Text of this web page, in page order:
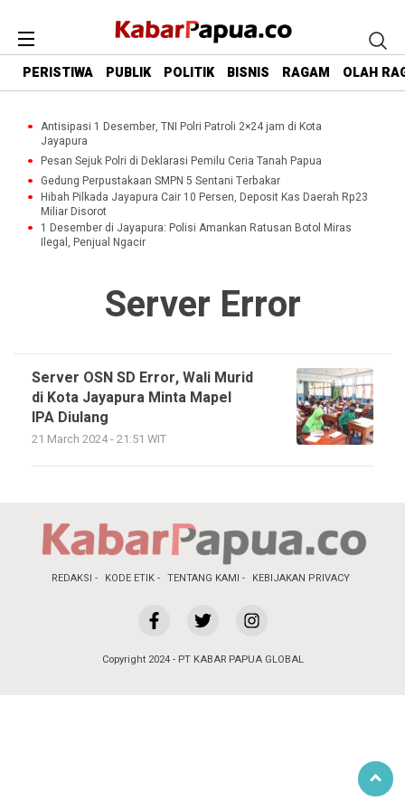
PERISTIWA PUBLIK POLITIK BISNIS RAGAM OLAH
Antisipasi 1 Desember, TNI Polri Patroli 2×24 jam di Kota
Jayapura
Pesan Sejuk Polri di Deklarasi Pemilu Ceria Tanah Papua
Gedung Perpustakaan SMPN 5 Sentani Terbakar
Hibah Pilkada Jayapura Cair 10 Persen, Deposit Kas Daerah Rp23
Miliar Disorot
1 Desember di Jayapura: Polisi Amankan Ratusan Botol Miras
Ilegal, Penjual Ngacir
Server Error
Server OSN SD Error, Wali Murid
di Kota Jayapura Minta Mapel
IPA Diulang
21 March 2024 - 21:51 WIT
REDAKSI KODE ETIK TENTANG KAMI KEBIJAKAN PRIVACY
Copyright 2024 - PT KABAR PAPUA GLOBAL